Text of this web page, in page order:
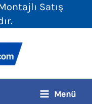
Satış
Menü